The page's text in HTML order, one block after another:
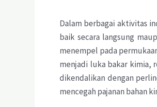
Dalam berbagai aktivitas
baik secara langsung
menempel pada
menjadi luka bakar kimia,
dikendalikan dengan
mencegah pajanan bahan